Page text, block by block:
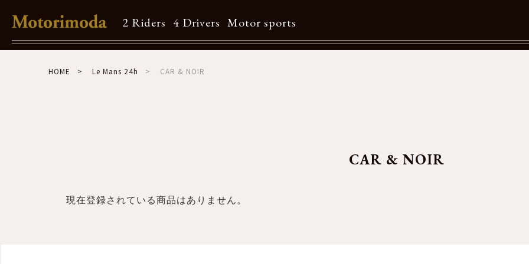
2 Riders 4 Drivers Motor sports
Shop Info
HOME Le Mans 24h CAR & NOIR
CAR & NOIR
現在登録されている商品はありません。